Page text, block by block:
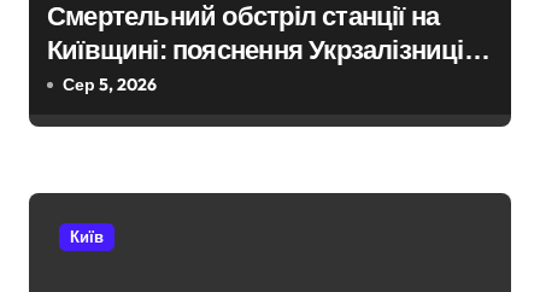
Смертельний обстріл станції на
Київщині: пояснення Укрзалізниці
щодо заборони руху поїздів під час
Сер 5, 2026
Київ